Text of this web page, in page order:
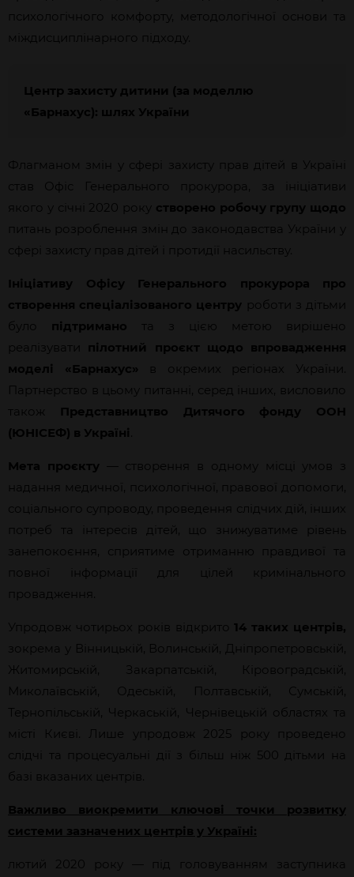
психологічного комфорту, методологічної основи та
міждисциплінарного підходу.
Центр захисту дитини (за моделлю
«Барнахус): шлях України
Флагманом змін у сфері захисту прав дітей в Україні
став Офіс Генерального прокурора, за ініціативи
якого у січні 2020 року створено робочу групу щодо
питань розроблення змін до законодавства України у
сфері захисту прав дітей і протидії насильству.
Ініціативу Офісу Генерального прокурора про
створення спеціалізованого центру роботи з дітьми
було
підтримано та з цією метою вирішено
реалізувати пілотний проєкт щодо впровадження
моделі «Барнахус» в окремих регіонах України.
Партнерство в цьому питанні, серед інших, висловило
також
Представництво Дитячого фонду ООН
(ЮНІСЕФ) в Україні
Мета проєкту— створення в одному місці умов з
надання медичної, психологічної, правової допомоги,
соціального супроводу, проведення слідчих дій, інших
потреб та інтересів дітей, що знижуватиме рівень
занепокоєння, сприятиме отриманню правдивої та
повної інформації для цілей кримінального
провадження.
Упродовж чотирьох років відкрито 14 таких центрів,
зокрема у Вінницькій, Волинській, Дніпропетровській,
Житомирській, Закарпатській, Кіровоградській,
Миколаївській, Одеській, Полтавській, Сумській,
Тернопільській, Черкаській, Чернівецькій областях та
місті Києві. Лише упродовж 2025 року проведено
слідчі та процесуальні дії з більш ніж 500 дітьми на
базі вказаних центрів.
Важливо виокремити ключові точки розвитку
системи зазначених центрів у Україні:
лютий 2020 року — під головуванням заступника